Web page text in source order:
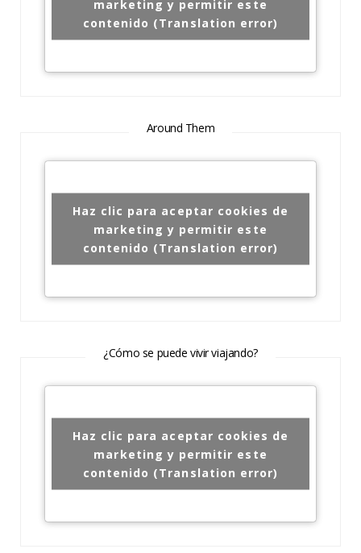
marketing y permitir este
contenido (Translation error)
Around Them
Haz clic para aceptar cookies de
marketing y permitir este
contenido (Translation error)
¿Cómo se puede vivir viajando?
Haz clic para aceptar cookies de
marketing y permitir este
contenido (Translation error)